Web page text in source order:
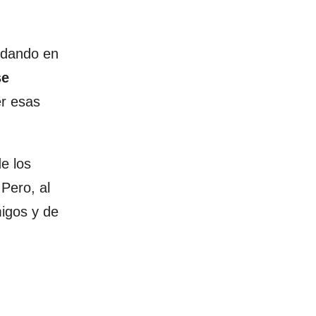
en
esas
los
al
y de